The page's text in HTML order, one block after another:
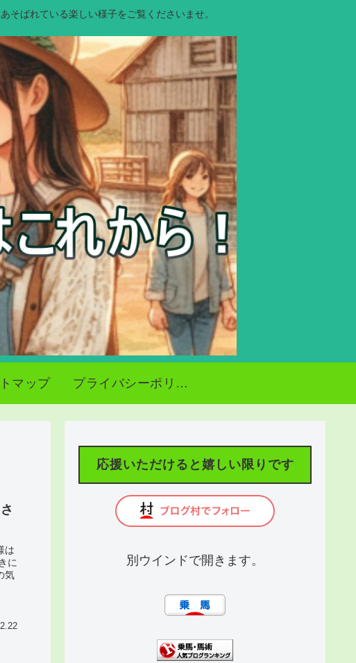
ばれている楽しい様子をご覧くださいませ。
マップ プライバシーポリシー
は
に
気
応援いただけると嬉しい限りです
別ウインドで開きます。